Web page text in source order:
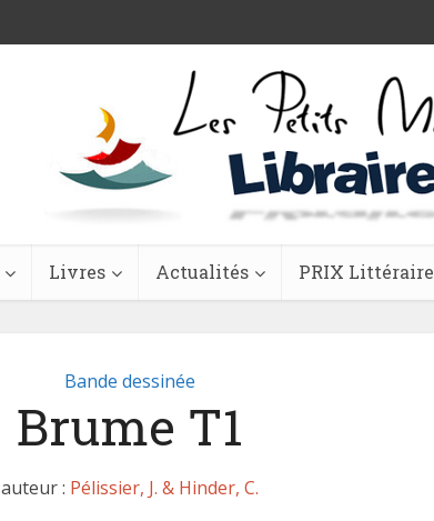
Livres Actualités PRIX Littéraire
Bande dessinée
Brume T1
auteur : Pélissier, J. & Hinder, C.